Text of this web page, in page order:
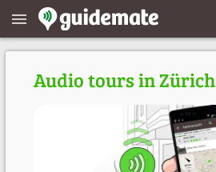
menu
Audio tours in Zürich